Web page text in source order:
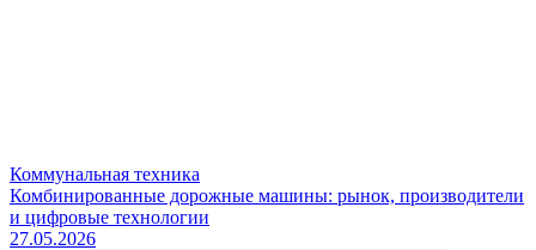
Коммунальная техника
Комбинированные дорожные машины: рынок, производители
и цифровые технологии
27.05.2026